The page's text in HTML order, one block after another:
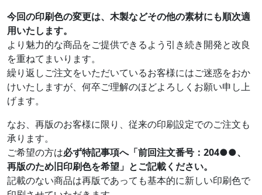
今回の印刷色の変更は、木製などその他の素材にも順次適
用いたします。
より魅力的な商品をご提供できるよう引き続き開発と改良
を重ねてまいります。
繰り返しご注文をいただいているお客様にはご迷惑をおか
けいたしますが、何卒ご理解のほどよろしくお願い申し上
げます。
なお、再版のお客様に限り、従来の印刷設定でのご注文も
承ります。
ご希望の方は必ず特記事項へ「前回注文番号：204●●、
再版のため旧印刷色を希望」とご記載ください。
記載のない商品は再版であっても基本的に新しい印刷色で